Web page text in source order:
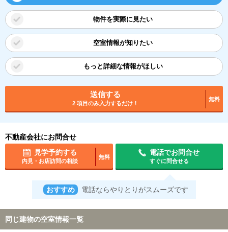
物件を実際に見たい
空室情報が知りたい
もっと詳細な情報がほしい
送信する
2 項目のみ入力するだけ！
無料
不動産会社にお問合せ
見学予約する
内見・お店訪問の相談
無料
電話でお問合せ
すぐに問合せる
おすすめ 電話ならやりとりがスムーズです
同じ建物の空室情報一覧